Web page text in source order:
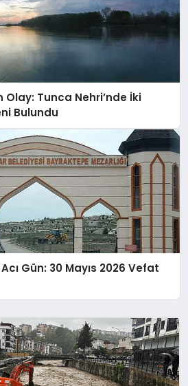
Olay: Tunca Nehri’nde İki
Bulundu
Gün: 30 Mayıs 2026 Vefat